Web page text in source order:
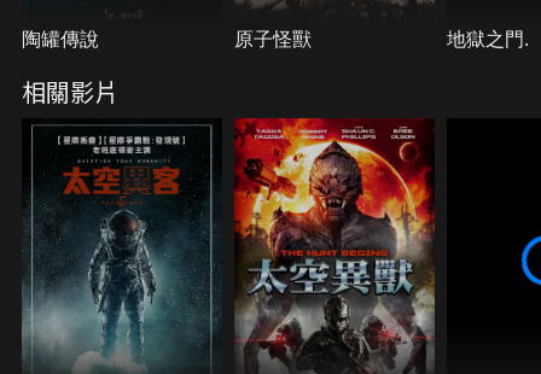
陶罐傳說 原子怪獸 地獄之門.
相關影片